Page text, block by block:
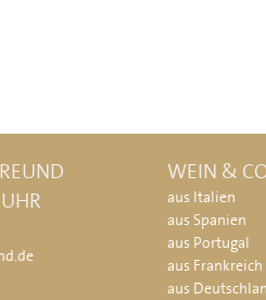
WEIN &
aus Italien
aus Spanien
aus Portugal
aus Frankreich
aus